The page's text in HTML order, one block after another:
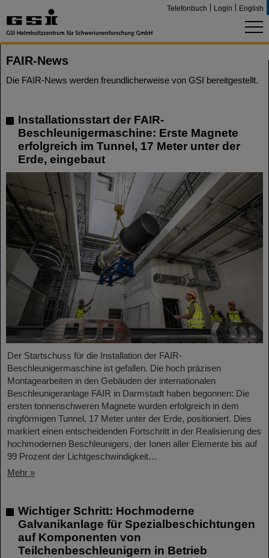
Telefonbuch Login English
FAIR-News
Die FAIR-News werden freundlicherweise von GSI bereitgestellt.
Installationsstart der FAIR-
Beschleunigermaschine: Erste Magnete
erfolgreich im Tunnel, 17 Meter unter der
Erde, eingebaut
Der Startschuss für die Installation der FAIR-
Beschleunigermaschine ist gefallen. Die hoch präzisen
Montagearbeiten in den Gebäuden der internationalen
Beschleunigeranlage FAIR in Darmstadt haben begonnen: Die
ersten tonnenschweren Magnete wurden erfolgreich in dem
ringförmigen Tunnel, 17 Meter unter der Erde, positioniert. Dies
markiert einen entscheidenden Fortschritt in der Realisierung des
hochmodernen Beschleunigers, der Ionen aller Elemente bis auf
99 Prozent der Lichtgeschwindigkeit…
Mehr »
Wichtiger Schritt: Hochmoderne
Galvanikanlage für Spezialbeschichtungen
auf Komponenten von
Teilchenbeschleunigern in Betrieb